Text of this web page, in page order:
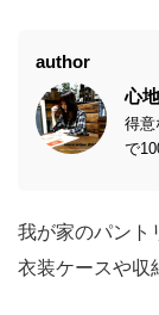
author
心
得意
で
我が家のパント
衣装ケースや収